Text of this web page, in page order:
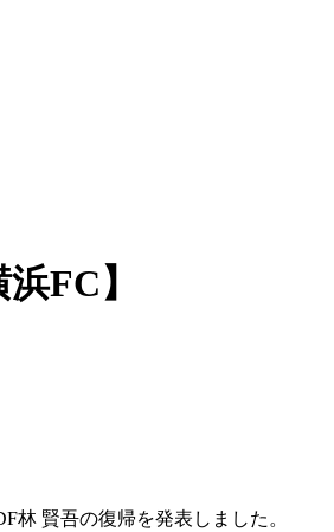
FC】
林 賢吾の復帰を発表しました。